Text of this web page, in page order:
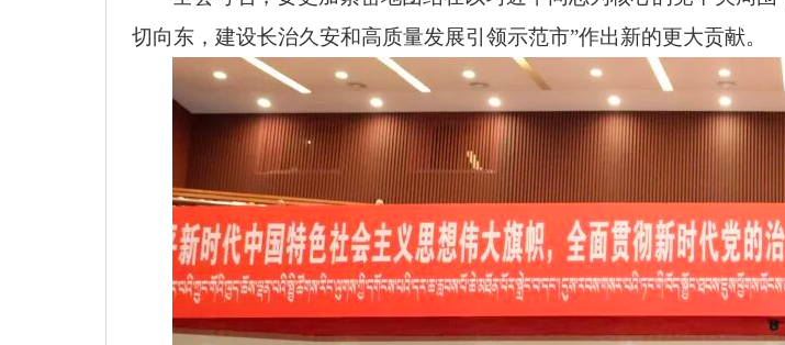
切向东，建设长治久安和高质量发展引领示范市”作出新的更大贡献。